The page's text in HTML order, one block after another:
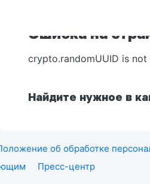
Ошибка на
crypto.randomUUID is
Найдите нужное в
об обработке
Пресс-центр